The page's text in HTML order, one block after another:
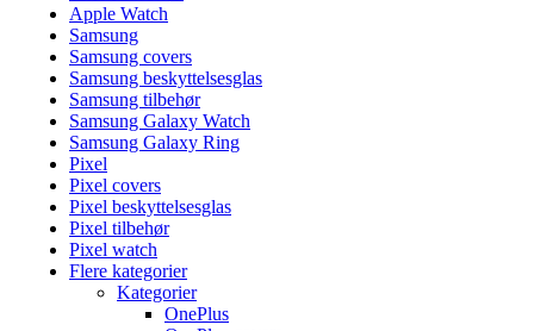
Apple Watch
Samsung
Samsung covers
Samsung beskyttelsesglas
Samsung tilbehør
Samsung Galaxy Watch
Samsung Galaxy Ring
Pixel
Pixel covers
Pixel beskyttelsesglas
Pixel tilbehør
Pixel watch
Flere kategorier
Kategorier
OnePlus